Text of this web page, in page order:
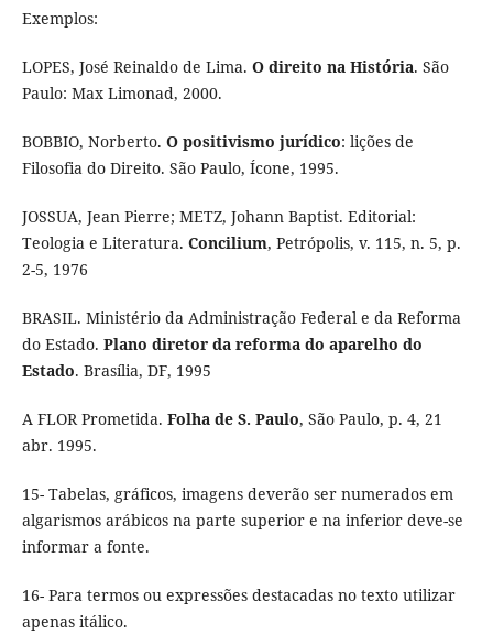
Exemplos:
LOPES, José Reinaldo de Lima. O direito na História. São
Paulo: Max Limonad, 2000.
BOBBIO, Norberto. O positivismo jurídico: lições de
Filosofia do Direito. São Paulo, Ícone, 1995.
JOSSUA, Jean Pierre; METZ, Johann Baptist. Editorial:
Teologia e Literatura. Concilium, Petrópolis, v. 115, n. 5, p.
2-5, 1976
BRASIL. Ministério da Administração Federal e da Reforma
do Estado. Plano diretor da reforma do aparelho do
Estado. Brasília, DF, 1995
A FLOR Prometida. Folha de S. Paulo, São Paulo, p. 4, 21
abr. 1995.
15- Tabelas, gráficos, imagens deverão ser numerados em
algarismos arábicos na parte superior e na inferior deve-se
informar a fonte.
16- Para termos ou expressões destacadas no texto utilizar
apenas itálico.